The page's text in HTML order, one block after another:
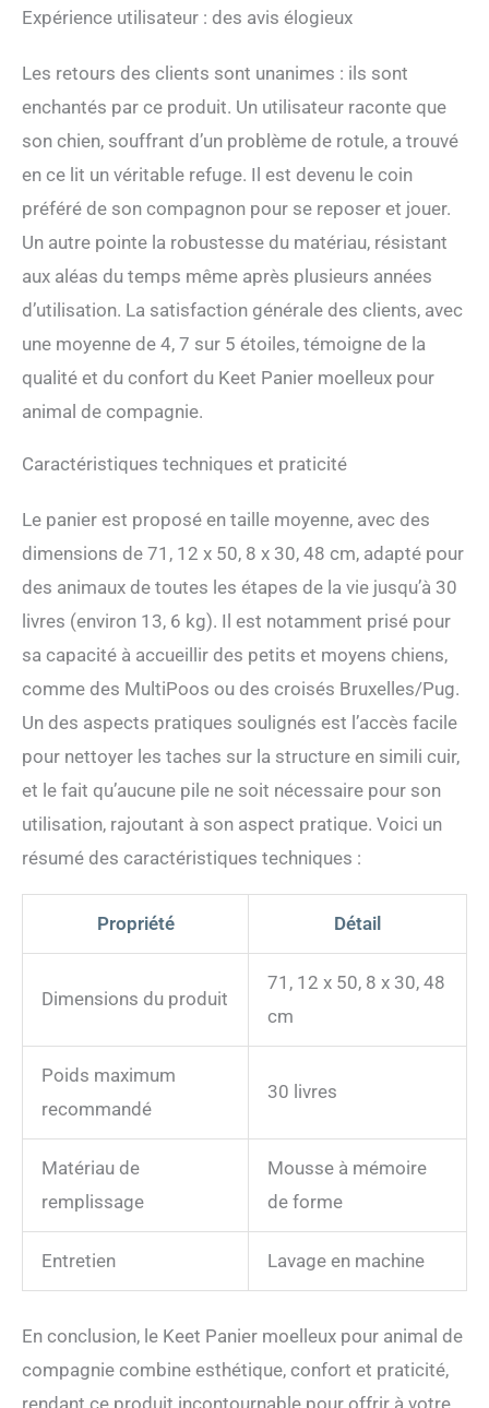
confort. Il est parfait pour
simplement pour se
résistance : nous avons
combiné fonctionnalité et
esthétique avec un cadre et
des pieds en bois solides qui
donnent au canapé pour
animal de compagnie un
aspect naturel et élégant.
Non seulement cela
garantit la durabilité, mais il
élève également votre
espace, ce qui fait de ce
canapé lit pour chiens un
comprenons que vos
méritent le meilleur.
Fièrement fabriqués en
Amérique du Nord, nos
canapés pour chien sont
conçus pour le confort de
votre animal de compagnie
et le style de votre maison.
Notre canapé-lit pour
animal de compagnie est
durable, facile à nettoyer et
luxueux, donnant à votre
ami à fourrure un espace
confortable qu'il adorera
tout en se fondant
parfaitement avec votre
décoration d'intérieur
Expérience utilisateur : des avis élogieux
Les retours des clients sont unanimes : ils sont
enchantés par ce produit. Un utilisateur raconte que
son chien, souffrant d’un problème de rotule, a trouvé
en ce lit un véritable refuge. Il est devenu le coin
préféré de son compagnon pour se reposer et jouer.
Un autre pointe la robustesse du matériau, résistant
aux aléas du temps même après plusieurs années
d’utilisation. La satisfaction générale des clients, avec
une moyenne de 4, 7 sur 5 étoiles, témoigne de la
qualité et du confort du Keet Panier moelleux pour
animal de compagnie.
Caractéristiques techniques et praticité
Le panier est proposé en taille moyenne, avec des
dimensions de 71, 12 x 50, 8 x 30, 48 cm, adapté pour
des animaux de toutes les étapes de la vie jusqu’à 30
livres (environ 13, 6 kg). Il est notamment prisé pour
sa capacité à accueillir des petits et moyens chiens,
comme des MultiPoos ou des croisés Bruxelles/Pug.
Un des aspects pratiques soulignés est l’accès facile
pour nettoyer les taches sur la structure en simili cuir,
et le fait qu’aucune pile ne soit nécessaire pour son
utilisation, rajoutant à son aspect pratique. Voici un
résumé des caractéristiques techniques :
Propriété Détail
Dimensions du produit
71, 12 x 50, 8 x 30, 48
cm
Poids maximum
recommandé
30 livres
Matériau de
remplissage
Mousse à mémoire
de forme
Entretien Lavage en machine
En conclusion, le Keet Panier moelleux pour animal de
compagnie combine esthétique, confort et praticité,
rendant ce produit incontournable pour offrir à votre